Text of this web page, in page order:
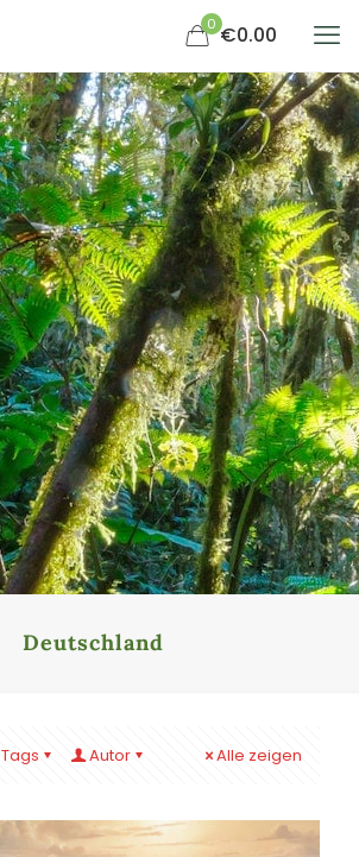
0 €0.00
Deutschland
Tags Autor Alle zeigen